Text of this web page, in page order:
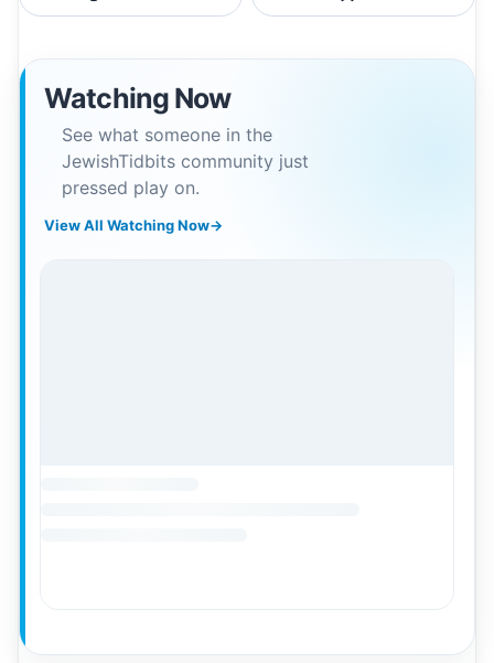
Watching Now
See what someone in the
JewishTidbits community just
pressed play on.
View All Watching Now→